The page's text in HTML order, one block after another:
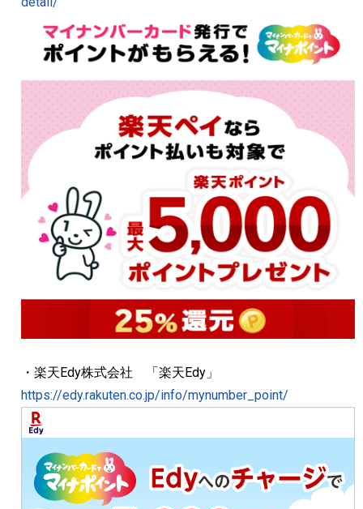
・楽天Edy株式会社 「楽天Edy」
https://edy.rakuten.co.jp/info/mynumber_point/